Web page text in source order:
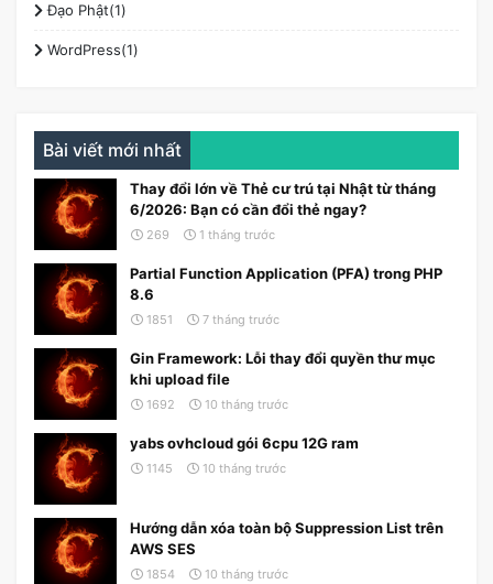
Đạo Phật(1)
WordPress(1)
Bài viết mới nhất
Thay đổi lớn về Thẻ cư trú tại Nhật từ tháng
6/2026: Bạn có cần đổi thẻ ngay?
269 1 tháng trước
Partial Function Application (PFA) trong PHP
8.6
1851 7 tháng trước
Gin Framework: Lỗi thay đổi quyền thư mục
khi upload file
1692 10 tháng trước
yabs ovhcloud gói 6cpu 12G ram
1145 10 tháng trước
Hướng dẫn xóa toàn bộ Suppression List trên
AWS SES
1854 10 tháng trước